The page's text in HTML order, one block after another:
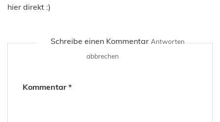
hier direkt :)
Schreibe einen Kommentar Antworten
abbrechen
Kommentar*